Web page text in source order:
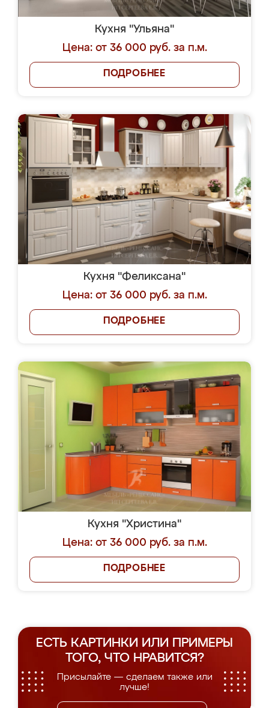
Кухня "Ульяна"
Цена: от 36 000 руб. за п.м.
ПОДРОБНЕЕ
Кухня "Феликсана"
Цена: от 36 000 руб. за п.м.
ПОДРОБНЕЕ
Кухня "Христина"
Цена: от 36 000 руб. за п.м.
ПОДРОБНЕЕ
ЕСТЬ КАРТИНКИ ИЛИ ПРИМЕРЫ
ТОГО, ЧТО НРАВИТСЯ?
Присылайте — сделаем также или
лучше!